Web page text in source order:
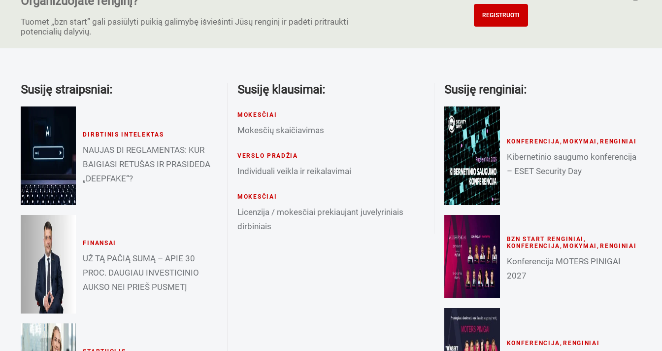
Tuomet „bzn start” gali pasiūlyti puikią galimybę išviešinti Jūsų renginį ir padėti pritraukti
potencialių dalyvių.
REGISTRUOTI
Susiję straipsniai:
DIRBTINIS INTELEKTAS
NAUJAS DI REGLAMENTAS: KUR
BAIGIASI RETUŠAS IR PRASIDEDA
„DEEPFAKE“?
FINANSAI
UŽ TĄ PAČIĄ SUMĄ – APIE 30
PROC. DAUGIAU INVESTICINIO
AUKSO NEI PRIEŠ PUSMETĮ
Susiję klausimai:
MOKESČIAI
Mokesčių skaičiavimas
VERSLO PRADŽIA
Individuali veikla ir reikalavimai
MOKESČIAI
Licenzija / mokesčiai prekiaujant juvelyriniais
dirbiniais
Susiję renginiai:
KONFERENCIJA, MOKYMAI, RENGINIAI
Kibernetinio saugumo konferencija
– ESET Security Day
BZN START RENGINIAI ,
KONFERENCIJA ,MOKYMAI ,RENGINIAI
Konferencija MOTERS PINIGAI
2027
KONFERENCIJA, RENGINIAI